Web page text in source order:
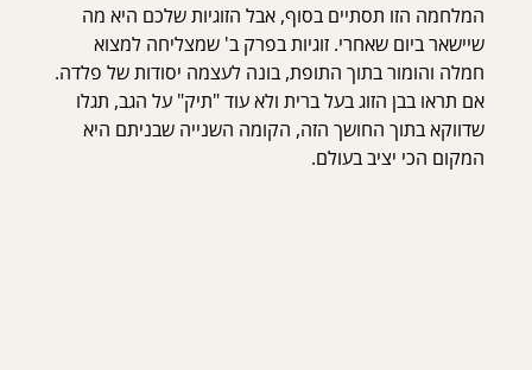
המלחמה הזו תסתיים בסוף, אבל הזוגיות שלכם היא מה
שיישאר ביום שאחרי. זוגיות בפרק ב' שמצליחה למצוא
חמלה והומור בתוך התופת, בונה לעצמה יסודות של פלדה.
אם תראו בבן הזוג בעל ברית ולא עוד "תיק" על הגב, תגלו
שדווקא בתוך החושך הזה, הקומה השנייה שבניתם היא
המקום הכי יציב בעולם.